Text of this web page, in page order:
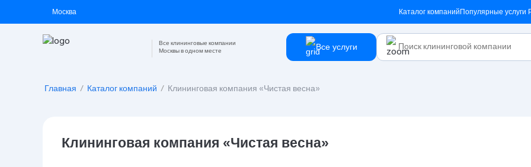
Москва Каталог компаний Популярные услуги
Все клининговые компании
Москвы в одном месте
Все услуги
Главная / Каталог компаний / Клининговая компания «Чистая весна»
Клининговая компания «Чистая весна»